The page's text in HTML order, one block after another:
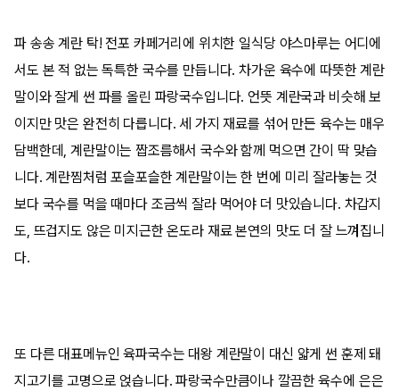
파 송송 계란 탁! 전포 카페거리에 위치한 일식당 야스마루는 어디에
서도 본 적 없는 독특한 국수를 만듭니다. 차가운 육수에 따뜻한 계란
말이와 잘게 썬 파를 올린 파랑국수입니다. 언뜻 계란국과 비슷해 보
이지만 맛은 완전히 다릅니다. 세 가지 재료를 섞어 만든 육수는 매우
담백한데, 계란말이는 짭조름해서 국수와 함께 먹으면 간이 딱 맞습
니다. 계란찜처럼 포슬포슬한 계란말이는 한 번에 미리 잘라놓는 것
보다 국수를 먹을 때마다 조금씩 잘라 먹어야 더 맛있습니다. 차갑지
도, 뜨겁지도 않은 미지근한 온도라 재료 본연의 맛도 더 잘 느껴집니
다.
또 다른 대표메뉴인 육파국수는 대왕 계란말이 대신 얇게 썬 훈제 돼
지고기를 고명으로 얹습니다. 파랑국수만큼이나 깔끔한 육수에 은은